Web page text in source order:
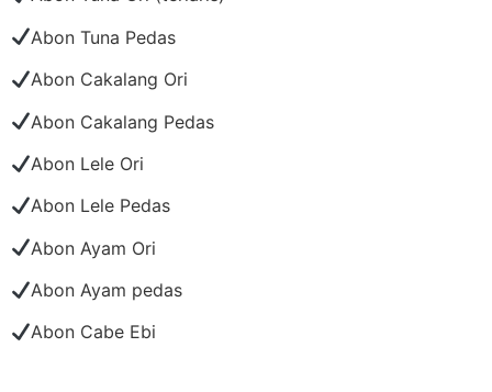
Abon Tuna Pedas
Abon Cakalang Ori
Abon Cakalang Pedas
Abon Lele Ori
Abon Lele Pedas
Abon Ayam Ori
Abon Ayam pedas
Abon Cabe Ebi